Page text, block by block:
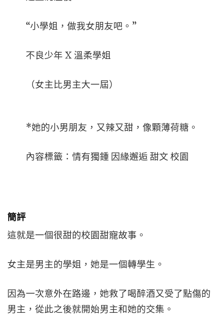
“小學姐，做我女朋友吧。”
不良少年 X 溫柔學姐
（女主比男主大一屆）
*她的小男朋友，又辣又甜，像顆薄荷糖。
內容標籤：情有獨鍾 因緣邂逅 甜文 校園
簡評
這就是一個很甜的校園甜寵故事。
女主是男主的學姐，她是一個轉學生。
因為一次意外在路邊，她救了喝醉酒又受了點傷的
男主，從此之後就開始男主和她的交集。